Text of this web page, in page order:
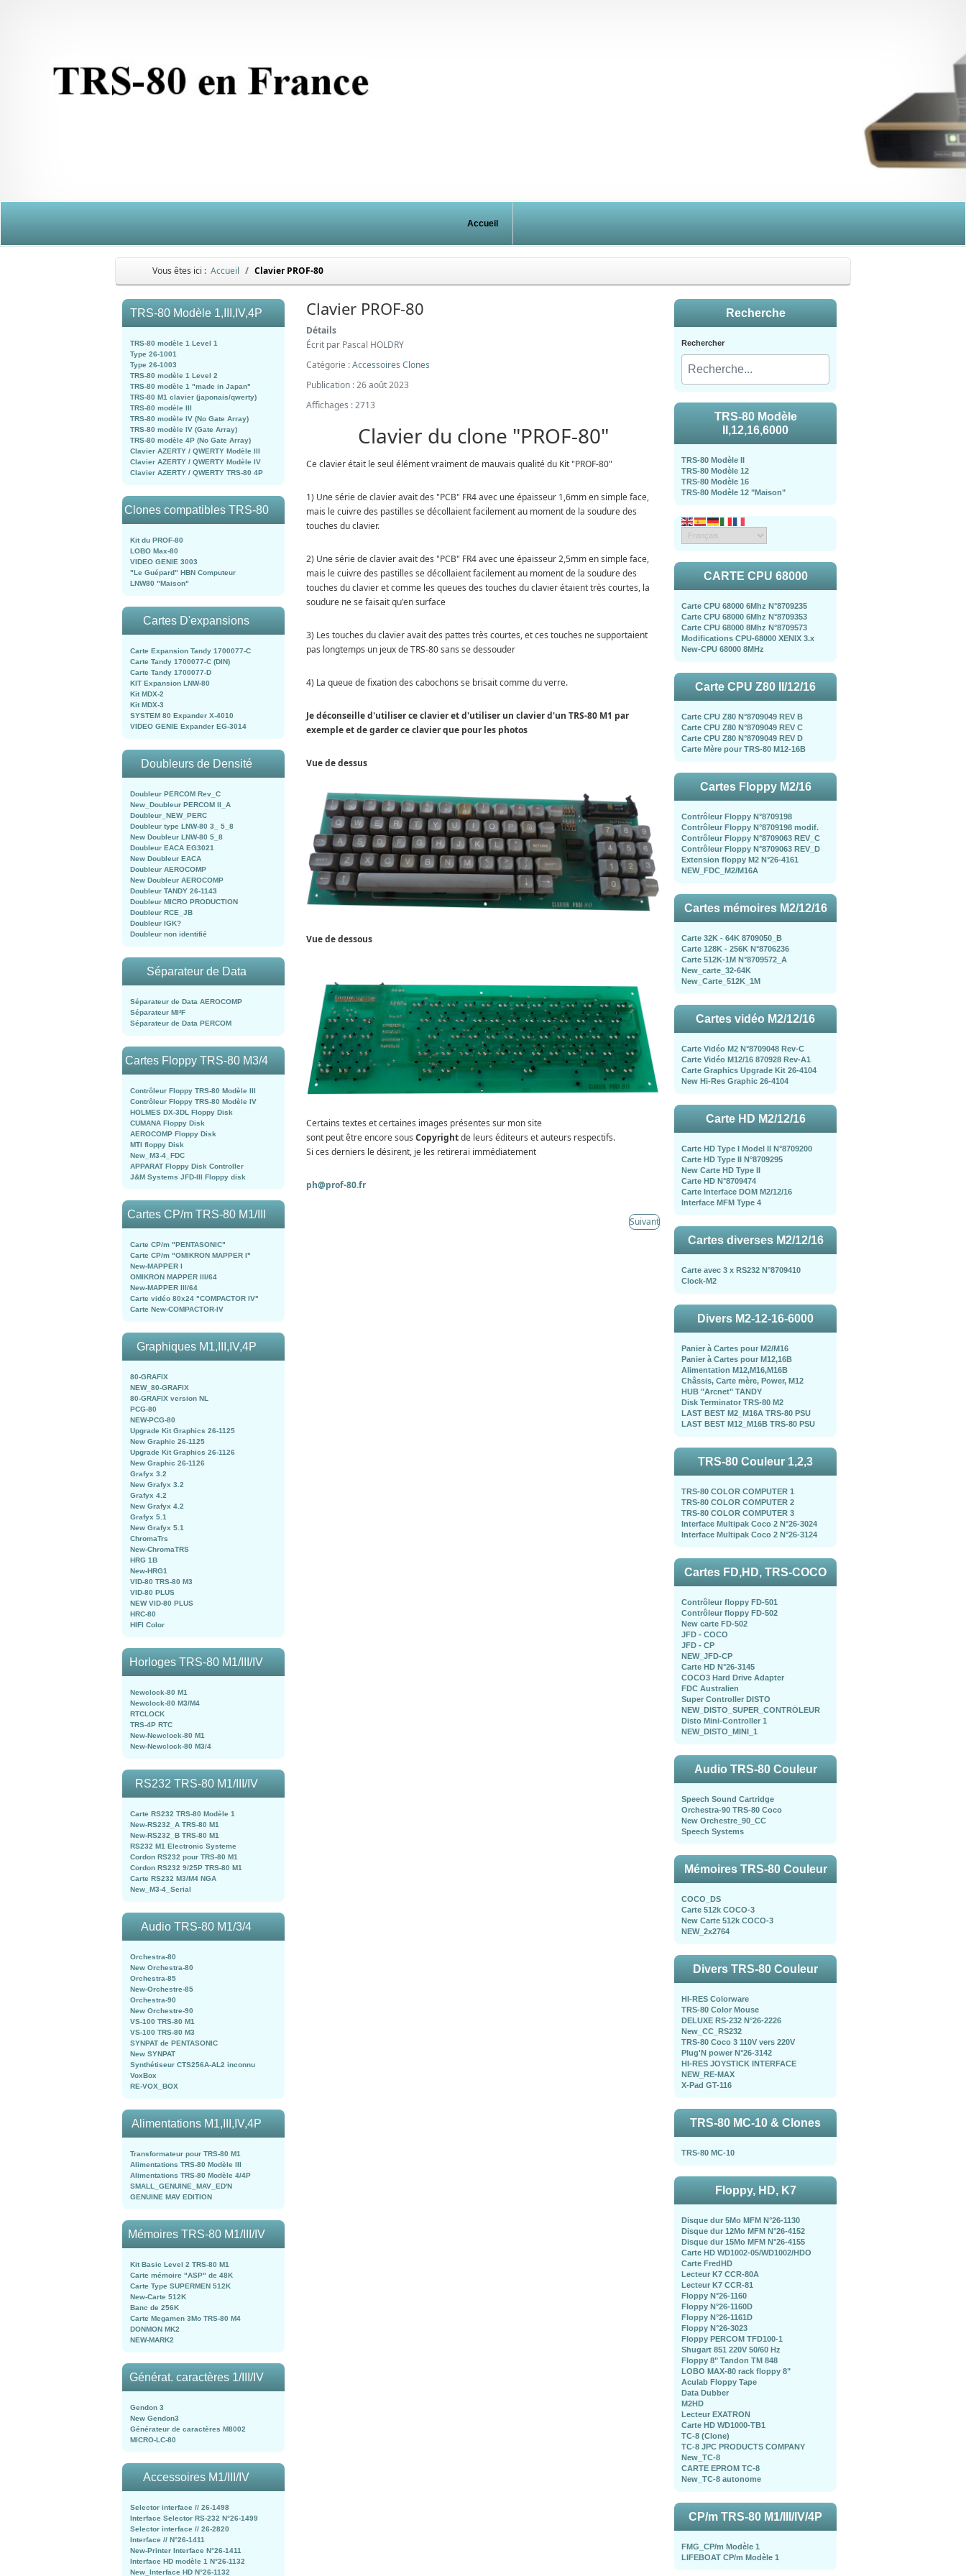
Accueil
Vous êtes ici : Accueil Clavier PROF-80
TRS-80 Modèle 1,III,IV,4P
TRS-80 modèle 1 Level 1
Type 26-1001
Type 26-1003
TRS-80 modèle 1 Level 2
TRS-80 modèle 1 "made in Japan"
TRS-80 M1 clavier (japonais/qwerty)
TRS-80 modèle III
TRS-80 modèle IV (No Gate Array)
TRS-80 modèle IV (Gate Array)
TRS-80 modèle 4P (No Gate Array)
Clavier AZERTY / QWERTY Modèle III
Clavier AZERTY / QWERTY Modèle IV
Clavier AZERTY / QWERTY TRS-80 4P
Clones compatibles TRS-80
Kit du PROF-80
LOBO Max-80
VIDEO GENIE 3003
"Le Guépard" HBN Computeur
LNW80 "Maison"
Cartes D'expansions
Carte Expansion Tandy 1700077-C
Carte Tandy 1700077-C (DIN)
Carte Tandy 1700077-D
KIT Expansion LNW-80
Kit MDX-2
Kit MDX-3
SYSTEM 80 Expander X-4010
VIDEO GENIE Expander EG-3014
Doubleurs de Densité
Doubleur PERCOM Rev_C
New_Doubleur PERCOM II_A
Doubleur_NEW_PERC
Doubleur type LNW-80 3_ 5_8
New Doubleur LNW-80 5_8
Doubleur EACA EG3021
New Doubleur EACA
Doubleur AEROCOMP
New Doubleur AEROCOMP
Doubleur TANDY 26-1143
Doubleur MICRO PRODUCTION
Doubleur RCE_JB
Doubleur IGK?
Doubleur non identifié
Séparateur de Data
Séparateur de Data AEROCOMP
Séparateur MI²F
Séparateur de Data PERCOM
Cartes Floppy TRS-80 M3/4
Contrôleur Floppy TRS-80 Modèle III
Contrôleur Floppy TRS-80 Modèle IV
HOLMES DX-3DL Floppy Disk
CUMANA Floppy Disk
AEROCOMP Floppy Disk
MTI floppy Disk
New_M3-4_FDC
APPARAT Floppy Disk Controller
J&M Systems JFD-III Floppy disk
Cartes CP/m TRS-80 M1/III
Carte CP/m "PENTASONIC"
Carte CP/m "OMIKRON MAPPER I"
New-MAPPER I
OMIKRON MAPPER III/64
New-MAPPER III/64
Carte vidéo 80x24 "COMPACTOR IV"
Carte New-COMPACTOR-IV
Graphiques M1,III,IV,4P
80-GRAFIX
NEW_80-GRAFIX
80-GRAFIX version NL
PCG-80
NEW-PCG-80
Upgrade Kit Graphics 26-1125
New Graphic 26-1125
Upgrade Kit Graphics 26-1126
New Graphic 26-1126
Grafyx 3.2
New Grafyx 3.2
Grafyx 4.2
New Grafyx 4.2
Grafyx 5.1
New Grafyx 5.1
ChromaTrs
New-ChromaTRS
HRG 1B
New-HRG1
VID-80 TRS-80 M3
VID-80 PLUS
NEW VID-80 PLUS
HRC-80
HIFI Color
Horloges TRS-80 M1/III/IV
Newclock-80 M1
Newclock-80 M3/M4
RTCLOCK
TRS-4P RTC
New-Newclock-80 M1
New-Newclock-80 M3/4
RS232 TRS-80 M1/III/IV
Carte RS232 TRS-80 Modèle 1
New-RS232_A TRS-80 M1
New-RS232_B TRS-80 M1
RS232 M1 Electronic Systeme
Cordon RS232 pour TRS-80 M1
Cordon RS232 9/25P TRS-80 M1
Carte RS232 M3/M4 NGA
New_M3-4_Serial
Audio TRS-80 M1/3/4
Orchestra-80
New Orchestra-80
Orchestra-85
New-Orchestre-85
Orchestra-90
New Orchestre-90
VS-100 TRS-80 M1
VS-100 TRS-80 M3
SYNPAT de PENTASONIC
New SYNPAT
Synthétiseur CTS256A-AL2 inconnu
VoxBox
RE-VOX_BOX
Alimentations M1,III,IV,4P
Transformateur pour TRS-80 M1
Alimentations TRS-80 Modèle III
Alimentations TRS-80 Modèle 4/4P
SMALL_GENUINE_MAV_ED'N
GENUINE MAV EDITION
Mémoires TRS-80 M1/III/IV
Kit Basic Level 2 TRS-80 M1
Carte mémoire "ASP" de 48K
Carte Type SUPERMEN 512K
New-Carte 512K
Banc de 256K
Carte Megamen 3Mo TRS-80 M4
DONMON MK2
NEW-MARK2
Générat. caractères 1/III/IV
Gendon 3
New Gendon3
Générateur de caractères M8002
MICRO-LC-80
Accessoires M1/III/IV
Selector interface // 26-1498
Interface Selector RS-232 N°26-1499
Selector interface // 26-2820
Interface // N°26-1411
New-Printer Interface N°26-1411
Interface HD modèle 1 N°26-1132
New_Interface HD N°26-1132
Clavier PROF-80
Détails
Écrit par Pascal HOLDRY
Catégorie :Accessoires Clones
Publication : 26 août 2023
Affichages : 2713
Clavier du clone "PROF-80"
Ce clavier était le seul élément vraiment de mauvais qualité du Kit "PROF-80"
1) Une série de clavier avait des "PCB" FR4 avec une épaisseur 1,6mm en simple face,
mais le cuivre des pastilles se décollaient facilement au moment de la soudure des
touches du clavier.
2) Une série de clavier avait des "PCB" FR4 avec une épaisseur 2,5mm en simple face,
mais le cuivre des pastilles se décollaient facilement au moment de la soudure des
touches du clavier et comme les queues des touches du clavier étaient très courtes, la
soudure ne se faisait qu'en surface
3) Les touches du clavier avait des pattes très courtes, et ces touches ne supportaient
pas longtemps un jeux de TRS-80 sans se dessouder
4) La queue de fixation des cabochons se brisait comme du verre.
Je déconseille d'utiliser ce clavier et d'utiliser un clavier d'un TRS-80 M1 par
exemple et de garder ce clavier que pour les photos
Vue de dessus
Vue de dessous
Certains textes et certaines images présentes sur mon site
sont peut être encore sous Copyrightde leurs éditeurs et auteurs respectifs.
Si ces derniers le désirent, je les retirerai immédiatement
ph@prof-80.fr
Suivant
Recherche
Rechercher
TRS-80 Modèle
II,12,16,6000
TRS-80 Modèle II
TRS-80 Modèle 12
TRS-80 Modèle 16
TRS-80 Modèle 12 "Maison"
CARTE CPU 68000
Carte CPU 68000 6Mhz N°8709235
Carte CPU 68000 6Mhz N°8709353
Carte CPU 68000 8Mhz N°8709573
Modifications CPU-68000 XENIX 3.x
New-CPU 68000 8MHz
Carte CPU Z80 II/12/16
Carte CPU Z80 N°8709049 REV B
Carte CPU Z80 N°8709049 REV C
Carte CPU Z80 N°8709049 REV D
Carte Mère pour TRS-80 M12-16B
Cartes Floppy M2/16
Contrôleur Floppy N°8709198
Contrôleur Floppy N°8709198 modif.
Contrôleur Floppy N°8709063 REV_C
Contrôleur Floppy N°8709063 REV_D
Extension floppy M2 N°26-4161
NEW_FDC_M2/M16A
Cartes mémoires M2/12/16
Carte 32K - 64K 8709050_B
Carte 128K - 256K N°8706236
Carte 512K-1M N°8709572_A
New_carte_32-64K
New_Carte_512K_1M
Cartes vidéo M2/12/16
Carte Vidéo M2 N°8709048 Rev-C
Carte Vidéo M12/16 870928 Rev-A1
Carte Graphics Upgrade Kit 26-4104
New Hi-Res Graphic 26-4104
Carte HD M2/12/16
Carte HD Type I Model II N°8709200
Carte HD Type II N°8709295
New Carte HD Type II
Carte HD N°8709474
Carte Interface DOM M2/12/16
Interface MFM Type 4
Cartes diverses M2/12/16
Carte avec 3 x RS232 N°8709410
Clock-M2
Divers M2-12-16-6000
Panier à Cartes pour M2/M16
Panier à Cartes pour M12,16B
Alimentation M12,M16,M16B
Châssis, Carte mère, Power, M12
HUB "Arcnet" TANDY
Disk Terminator TRS-80 M2
LAST BEST M2_M16A TRS-80 PSU
LAST BEST M12_M16B TRS-80 PSU
TRS-80 Couleur 1,2,3
TRS-80 COLOR COMPUTER 1
TRS-80 COLOR COMPUTER 2
TRS-80 COLOR COMPUTER 3
Interface Multipak Coco 2 N°26-3024
Interface Multipak Coco 2 N°26-3124
Cartes FD,HD, TRS-COCO
Contrôleur floppy FD-501
Contrôleur floppy FD-502
New carte FD-502
JFD - COCO
JFD - CP
NEW_JFD-CP
Carte HD N°26-3145
COCO3 Hard Drive Adapter
FDC Australien
Super Controller DISTO
NEW_DISTO_SUPER_CONTRÖLEUR
Disto Mini-Controller 1
NEW_DISTO_MINI_1
Audio TRS-80 Couleur
Speech Sound Cartridge
Orchestra-90 TRS-80 Coco
New Orchestre_90_CC
Speech Systems
Mémoires TRS-80 Couleur
COCO_DS
Carte 512k COCO-3
New Carte 512k COCO-3
NEW_2x2764
Divers TRS-80 Couleur
HI-RES Colorware
TRS-80 Color Mouse
DELUXE RS-232 N°26-2226
New_CC_RS232
TRS-80 Coco 3 110V vers 220V
Plug'N power N°26-3142
HI-RES JOYSTICK INTERFACE
NEW_RE-MAX
X-Pad GT-116
TRS-80 MC-10 & Clones
TRS-80 MC-10
Floppy, HD, K7
Disque dur 5Mo MFM N°26-1130
Disque dur 12Mo MFM N°26-4152
Disque dur 15Mo MFM N°26-4155
Carte HD WD1002-05/WD1002/HDO
Carte FredHD
Lecteur K7 CCR-80A
Lecteur K7 CCR-81
Floppy N°26-1160
Floppy N°26-1160D
Floppy N°26-1161D
Floppy N°26-3023
Floppy PERCOM TFD100-1
Shugart 851 220V 50/60 Hz
Floppy 8" Tandon TM 848
LOBO MAX-80 rack floppy 8"
Aculab Floppy Tape
Data Dubber
M2HD
Lecteur EXATRON
Carte HD WD1000-TB1
TC-8 (Clone)
TC-8 JPC PRODUCTS COMPANY
New_TC-8
CARTE EPROM TC-8
New_TC-8 autonome
CP/m TRS-80 M1/III/IV/4P
FMG_CP/m Modèle 1
LIFEBOAT CP/m Modèle 1